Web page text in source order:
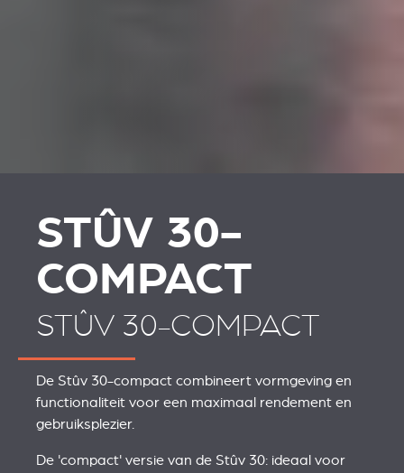
STÛV 30-
COMPACT
STÛV 30-COMPACT
De Stûv 30-compact combineert vormgeving en
functionaliteit voor een maximaal rendement en
gebruiksplezier.
De 'compact' versie van de Stûv 30: ideaal voor